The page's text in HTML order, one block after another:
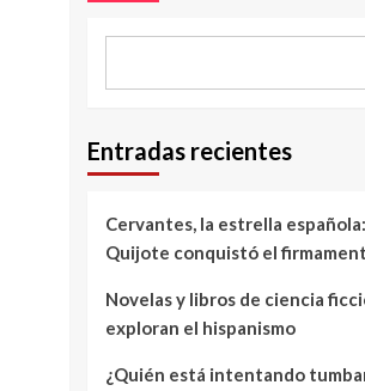
Entradas recientes
Cervantes, la estrella
Quijote conquistó el
Novelas y libros de ciencia
exploran el hispanismo
¿Quién está intentando